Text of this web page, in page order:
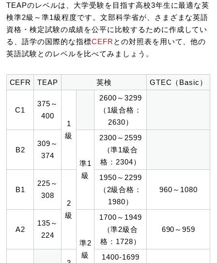
TEAPのレベルは、大学受験を目指す高校3年生に最適な英
検準2級～準1級程度です。文部科学省が、さまざまな英語
資格・検定試験の成績を公平に比較するために作成してい
る、語学の国際的な指標CEFR との対照表を用いて、他の
英語試験とのレベルを比べてみましょう。
CEFR TEAP 英検 GTEC（Basic）
C1
375～
400
1
級
2600～3299
（1級合格：
2630）
B2
309～
374
準1
級
2300～2599
（準1級合
格：2304）
B1
225～
308
2
級
1950～2299
（2級合格：
1980）
960～1080
A2
135～
224
準2
級
1700～1949
（準2級合
格：1728）
690～959
1400-1699